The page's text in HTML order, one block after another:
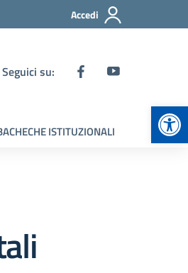
Accedi
Seguici su:
ISTITUZIONALI